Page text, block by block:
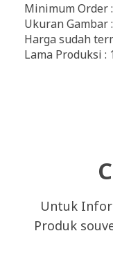
Minimum Order
Ukuran Gambar
Harga sudah
Lama Produksi
Untuk
Produk